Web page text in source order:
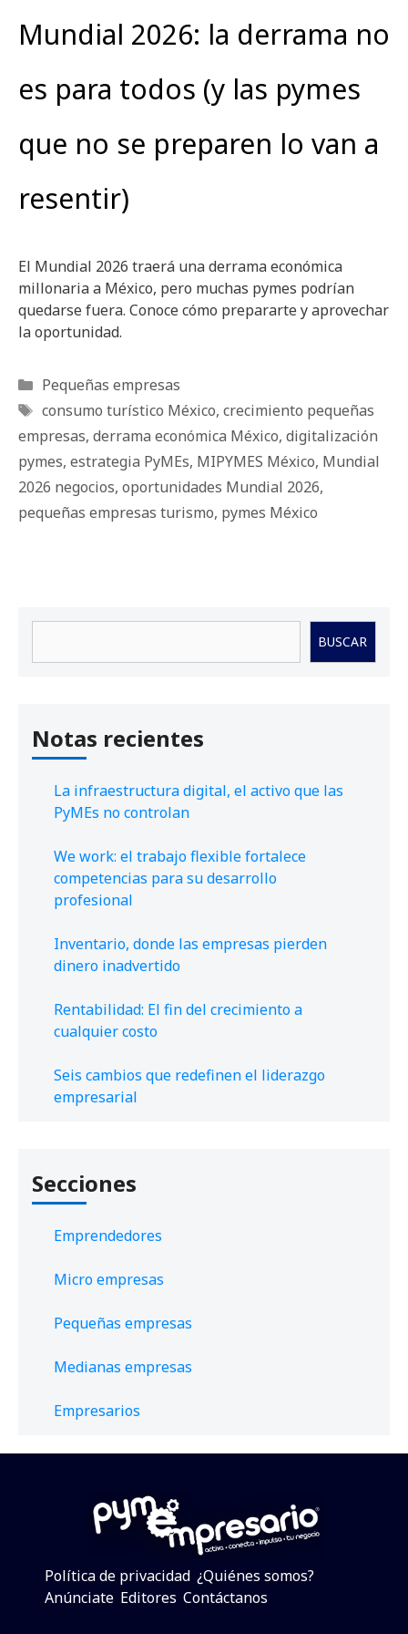
Mundial 2026: la derrama no
es para todos (y las pymes
que no se preparen lo van a
resentir)
El Mundial 2026 traerá una derrama económica
millonaria a México, pero muchas pymes podrían
quedarse fuera. Conoce cómo prepararte y aprovechar
la oportunidad.
Categorías
Pequeñas empresas
Etiquetas
consumo turístico México, crecimiento pequeñas
empresas, derrama económica México, digitalización
pymes, estrategia PyMEs, MIPYMES México, Mundial
2026 negocios, oportunidades Mundial 2026,
pequeñas empresas turismo, pymes México
BUSCAR
Notas recientes
La infraestructura digital, el activo que las
PyMEs no controlan
We work: el trabajo flexible fortalece
competencias para su desarrollo
profesional
Inventario, donde las empresas pierden
dinero inadvertido
Rentabilidad: El fin del crecimiento a
cualquier costo
Seis cambios que redefinen el liderazgo
empresarial
Secciones
Emprendedores
Micro empresas
Pequeñas empresas
Medianas empresas
Empresarios
Política de privacidad ¿Quiénes somos?
Anúnciate Editores Contáctanos